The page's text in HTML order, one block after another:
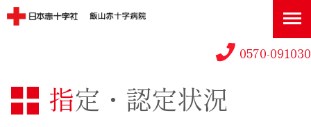
0570-091030
指定・認定状況